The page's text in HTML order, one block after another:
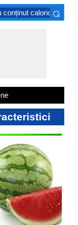
conținut caloric scăzut
⌕